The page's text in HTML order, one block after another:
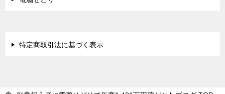
特定商取引法に基づく表示